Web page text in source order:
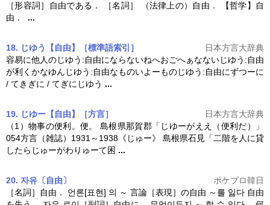
［形容詞］
自由である． ［名詞］ （法律上の） 自由 ． 【哲学】
自
由 ． ...
18. じゆう【自由】［標準語索引］
日本方言大辞典
容易に他人のじゆう:自由にならないねへおごへぁなないじゆう:自由
が利くかなゆんじゆう:自由なものいよーものじゆう:自由にずつーに
/ てきぎに / てぎにじゆう ...
19. じゆー【自由】［方言］
日本方言大辞典
（1）物事の便利。便。 島根県那賀郡「じゆーがええ（便利だ）」
054方言（雑誌）1931～1938《じゅー》 島根県石見「二階を人に貸
したらじゅーがわりゅーて困 ...
20. 자유 〔自由〕
ポケプロ韓日
［名詞］
自由 ． 언론[표현] 의 ～ 言論［表現］の自由 ～를 잃다 自由